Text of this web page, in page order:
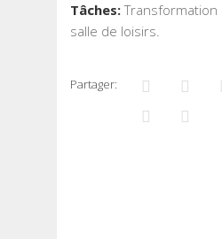
Tâches:Transformation
salle de loisirs.
Partager: